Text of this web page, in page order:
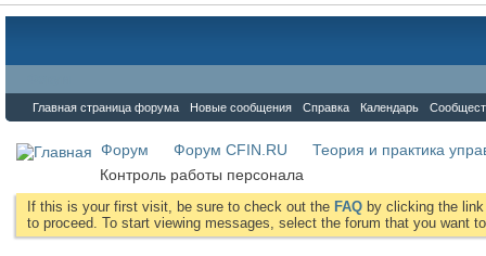
Главная страница форума Новые сообщения Справка Календарь
Форум Форум CFIN.RU
Теория и практика
Контроль работы персонала
If this is your first visit, be sure to check out the FAQ by clicking the
to proceed. To start viewing messages, select the forum that you want